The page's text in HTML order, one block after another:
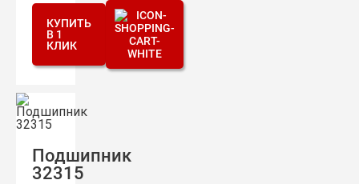
КУПИТЬ
В 1
КЛИК
Подшипник
32315